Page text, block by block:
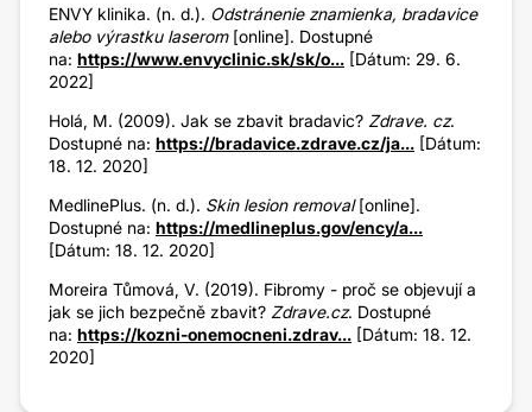
ENVY klinika. (n. d.). Odstránenie znamienka, bradavice
alebo výrastku laserom [online]. Dostupné
na: https://www.envyclinic.sk/sk/o... [Dátum: 29. 6.
2022]
Holá, M. (2009). Jak se zbavit bradavic? Zdrave. cz.
Dostupné na: https://bradavice.zdrave.cz/ja... [Dátum:
18. 12. 2020]
MedlinePlus. (n. d.). Skin lesion removal[online].
Dostupné na: https://medlineplus.gov/ency/a...
[Dátum: 18. 12. 2020]
Moreira Tůmová, V. (2019). Fibromy - proč se objevují a
jak se jich bezpečně zbavit? Zdrave.cz. Dostupné
na: https://kozni-onemocneni.zdrav... [Dátum: 18. 12.
2020]